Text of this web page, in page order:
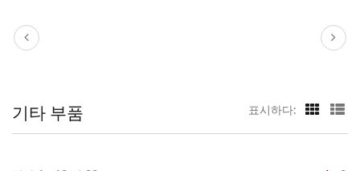
기타 부품 표시하다: